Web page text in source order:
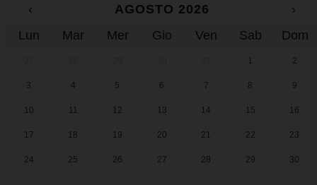
‹ AGOSTO 2026
›
Lun
Mar Mer Gio Ven Sab Dom
1 2
3 4 5 6 7 8 9
10 11 12 13 14 15 16
17 18 19 20 21 22 23
24 25 26 27 28 29 30